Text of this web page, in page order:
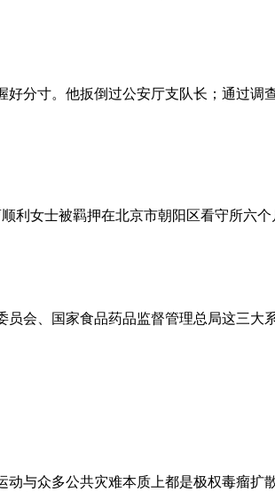
分寸。他扳倒过公安厅支队长；通过
利女士被羁押在北京市朝阳区看守所六
会、国家食品药品监督管理总局这三
与众多公共灾难本质上都是极权毒瘤